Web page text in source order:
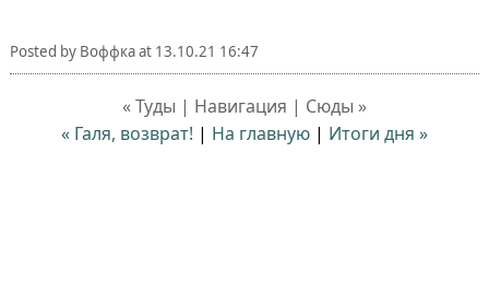
Posted by Воффкаat 13.10.21 16:47
« Туды | Навигация | Сюды »
« Галя, возврат! | На главную | Итоги дня »